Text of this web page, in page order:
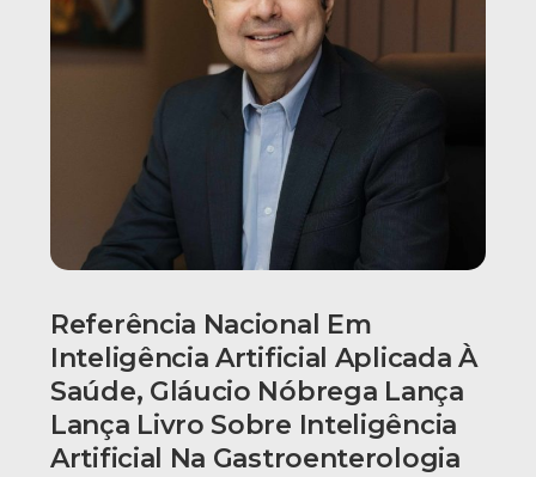
Referência Nacional Em
Inteligência Artificial Aplicada À
Saúde, Gláucio Nóbrega Lança
Lança Livro Sobre Inteligência
Artificial Na Gastroenterologia